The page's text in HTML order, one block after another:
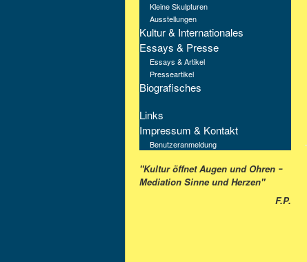
Kleine Skulpturen
Ausstellungen
Kultur & Internationales
Essays & Presse
Essays & Artikel
Presseartikel
Biografisches
Links
Impressum & Kontakt
Benutzeranmeldung
"Kultur öffnet Augen und Ohren –
Mediation Sinne und Herzen"
F.P.